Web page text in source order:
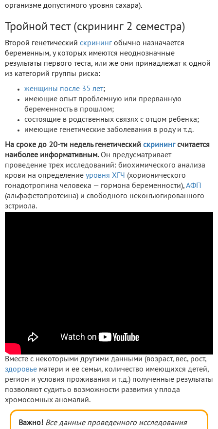
организме допустимого уровня сахара).
Тройной тест (скрининг 2 семестра)
Второй генетический скрининг обычно назначается
беременным, у которых имеются неоднозначные
результаты первого теста, или же они принадлежат к одной
из категорий группы риска:
женщины после 35 лет;
имеющие опыт проблемную или прерванную
беременность в прошлом;
состоящие в родственных связях с отцом ребенка;
имеющие генетические заболевания в роду и т.д.
На сроке до 20-ти недель генетический скринингсчитается
наиболее информативным.Он предусматривает
проведение трех исследований: биохимического анализа
крови на определение уровня ХГЧ (хорионического
гонадотропина человека — гормона беременности), АФП
(альфафетопротеина) и свободного неконъюгированного
эстриола.
Вместе с некоторыми другими данными (возраст, вес, рост,
здоровье матери и ее семьи, количество имеющихся детей,
регион и условия проживания и т.д.) полученные результаты
позволяют судить о возможности развития у плода
хромосомных аномалий.
Важно! Все данные проведенного исследования